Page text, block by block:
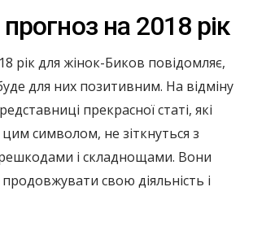
на 2018 рік
рік для жінок-Биков повідомляє,
для них позитивним. На відміну
прекрасної статі, які
символом, не зіткнуться з
і складнощами. Вони
свою діяльність і